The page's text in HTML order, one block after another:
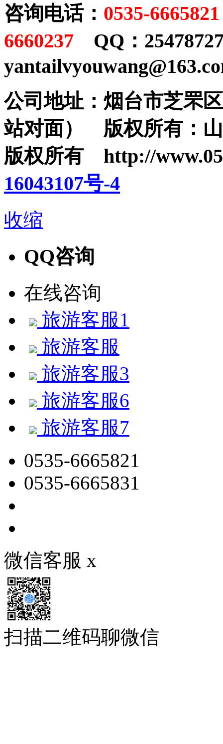
咨询电话： 0535-
6660237 QQ：
公司地址：烟台市芝罘
站对面） 版权所有：
版权所有 http://
16043107号-4
收缩
QQ咨询
在线咨询
旅游客服1
旅游客服
旅游客服3
旅游客服6
旅游客服7
0535-6665821
0535-6665831
微信客服 x
扫描二维码聊微信